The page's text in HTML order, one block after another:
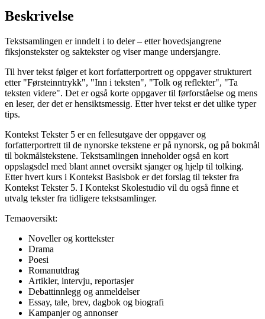
Beskrivelse
Tekstsamlingen er inndelt i to deler – etter hovedsjangrene
fiksjonstekster og saktekster og viser mange undersjangre.
Til hver tekst følger et kort forfatterportrett og oppgaver strukturert
etter "Førsteinntrykk", "Inn i teksten", "Tolk og reflekter", "Ta
teksten videre". Det er også korte oppgaver til førforståelse og mens
en leser, der det er hensiktsmessig. Etter hver tekst er det ulike typer
tips.
Kontekst Tekster 5 er en fellesutgave der oppgaver og
forfatterportrett til de nynorske tekstene er på nynorsk, og på bokmål
til bokmålstekstene. Tekstsamlingen inneholder også en kort
oppslagsdel med blant annet oversikt sjanger og hjelp til tolking.
Etter hvert kurs i Kontekst Basisbok er det forslag til tekster fra
Kontekst Tekster 5. I Kontekst Skolestudio vil du også finne et
utvalg tekster fra tidligere tekstsamlinger.
Temaoversikt:
Noveller og korttekster
Drama
Poesi
Romanutdrag
Artikler, intervju, reportasjer
Debattinnlegg og anmeldelser
Essay, tale, brev, dagbok og biografi
Kampanjer og annonser